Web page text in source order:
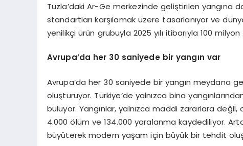
Tuzla’daki Ar-Ge merkezinde geliştirilen yangına
standartları karşılamak üzere tasarlanıyor ve
yenilikçi ürün grubuyla 2025 yılı itibarıyla 100
Avrupa’da her 30 saniyede bir yangın var
Avrupa’da her 30 saniyede bir yangın meydana
oluşturuyor. Türkiye’de yalnızca bina
buluyor. Yangınlar, yalnızca maddi zararlara değil,
4.000 ölüm ve 134.000 yaralanma kaydediliyor.
büyüterek modern yaşam için büyük bir tehdit